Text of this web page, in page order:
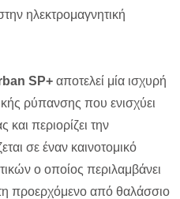
ηλεκτρομαγνητική
SP+ αποτελεί μία ισχυρή
ρύπανσης που ενισχύει
και περιορίζει την
σε έναν καινοτομικό
ο οποίος περιλαμβάνει
προερχόμενο από θαλάσσιο